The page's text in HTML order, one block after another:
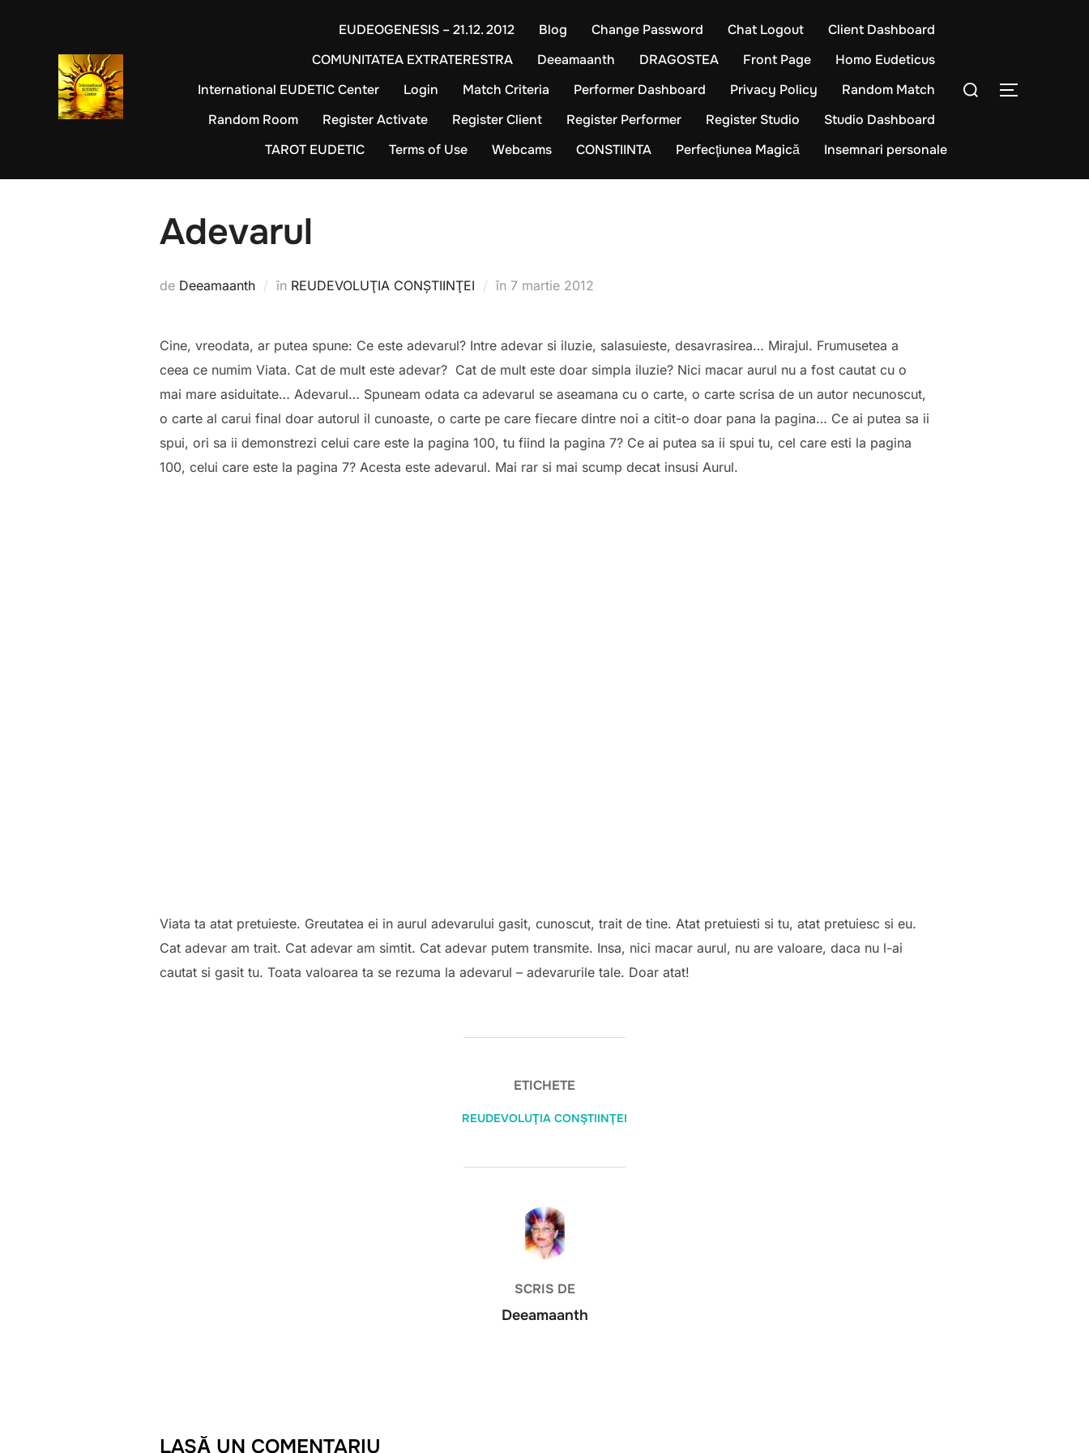
EUDEOGENESIS – 21.12. 2012 Blog Change Password Chat Logout
Client Dashboard
COMUNITATEA EXTRATERESTRA
Deeamaanth DRAGOSTEA Front Page
Homo Eudeticus
International EUDETIC Center
Login Match Criteria Performer Dashboard Privacy Policy
Random Match
Random Room
Register Activate Register Client Register Performer Register Studio
Studio Dashboard
TAROT EUDETIC
Terms of Use Webcams CONSTIINTA Perfecţiunea Magică Insemnari personale
Caută
după:
COMUTĂ
Adevarul
de Deeamaanth în REUDEVOLUŢIA CONŞTIINŢEI în Publicat
7 martie 2012
Cine, vreodata, ar putea spune: Ce este adevarul? Intre adevar si iluzie, salasuieste, desavrasirea… Mirajul. Frumusetea a
ceea ce numim Viata. Cat de mult este adevar? Cat de mult este doar simpla iluzie? Nici macar aurul nu a fost cautat cu o
mai mare asiduitate… Adevarul… Spuneam odata ca adevarul se aseamana cu o carte, o carte scrisa de un autor necunoscut,
o carte al carui final doar autorul il cunoaste, o carte pe care fiecare dintre noi a citit-o doar pana la pagina… Ce ai putea sa ii
spui, ori sa ii demonstrezi celui care este la pagina 100, tu fiind la pagina 7? Ce ai putea sa ii spui tu, cel care esti la pagina
100, celui care este la pagina 7? Acesta este adevarul. Mai rar si mai scump decat insusi Aurul.
Viata ta atat pretuieste. Greutatea ei in aurul adevarului gasit, cunoscut, trait de tine. Atat pretuiesti si tu, atat pretuiesc si eu.
Cat adevar am trait. Cat adevar am simtit. Cat adevar putem transmite. Insa, nici macar aurul, nu are valoare, daca nu l-ai
cautat si gasit tu. Toata valoarea ta se rezuma la adevarul – adevarurile tale. Doar atat!
ETICHETE
REUDEVOLUŢIA CONŞTIINŢEI
AUTOR ARTICOL
SCRIS DE
Deeamaanth
LASĂ UN COMENTARIU